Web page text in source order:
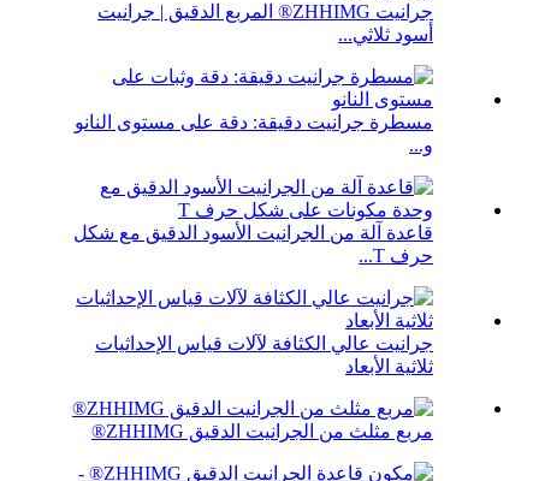
جرانيت ZHHIMG® المربع الدقيق | جرانيت
أسود ثلاثي...
مسطرة جرانيت دقيقة: دقة على مستوى النانو
و...
قاعدة آلة من الجرانيت الأسود الدقيق مع شكل
حرف T...
جرانيت عالي الكثافة لآلات قياس الإحداثيات
ثلاثية الأبعاد
مربع مثلث من الجرانيت الدقيق ZHHIMG®